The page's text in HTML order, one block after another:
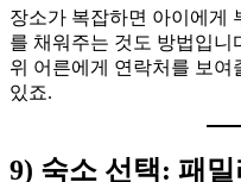
장소가 복잡하면 아이에게
를 채워주는 것도 방법입니
위 어른에게 연락처를 보여
있죠.
9) 숙소 선택: 패